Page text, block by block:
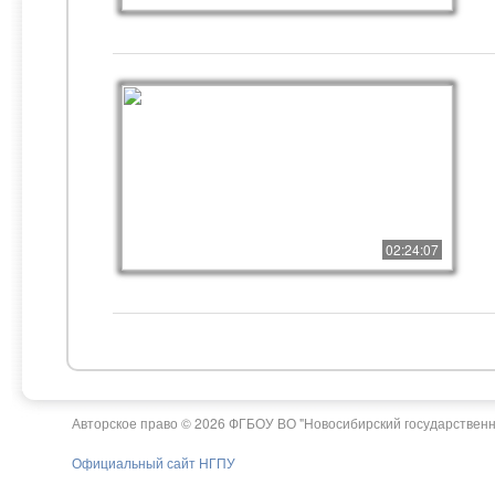
02:24:07
Авторское право © 2026 ФГБОУ ВО "Новосибирский
Официальный сайт НГПУ